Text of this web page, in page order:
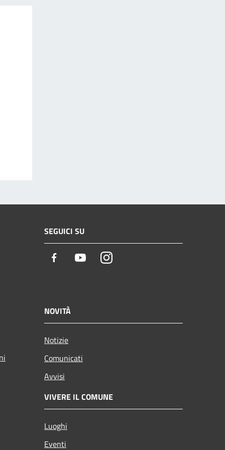
SEGUICI SU
Facebook YoutubeInstagram
NOVITÀ
Notizie
Comunicati
Avvisi
VIVERE IL COMUNE
Luoghi
Eventi